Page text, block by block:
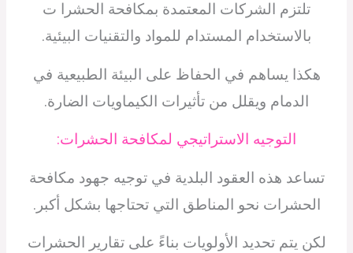
تلتزم الشركات المعتمدة بمكافحة الحشرا ت
بالاستخدام المستدام للمواد والتقنيات البيئية.
هكذا يساهم في الحفاظ على البيئة الطبيعية في
الدمام ويقلل من تأثيرات الكيماويات الضارة.
التوجيه الاستراتيجي لمكافحة الحشرات:
تساعد هذه العقود البلدية في توجيه جهود مكافحة
الحشرات نحو المناطق التي تحتاجها بشكل أكبر.
لكن يتم تحديد الأولويات بناءً على تقارير الحشرات